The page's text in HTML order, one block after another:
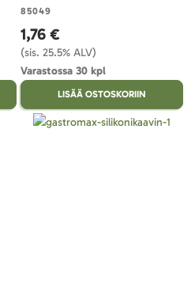
85049
1,76 €
(sis. 25.5% ALV)
Varastossa 30 kpl
LISÄÄ OSTOSKORIIN